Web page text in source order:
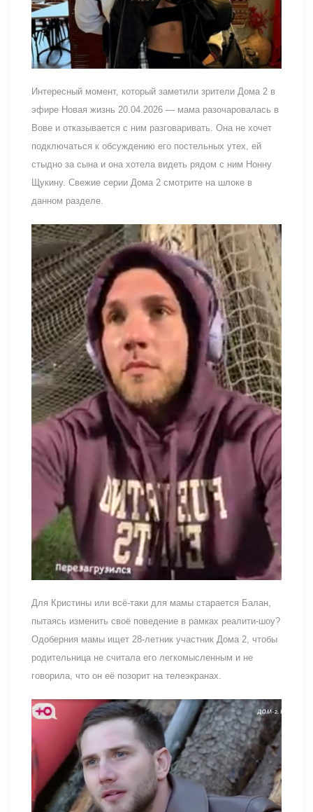
Интересный момент, который заметили зрители Дома 2 в
эфире Новая жизнь 20.04.2026 — мама разочаровалась в
Вове и отказывается с ним разговаривать. Она не хочет
подключаться к обсуждению его постельных утех, ей
стыдно за сына и она хотела видеть рядом с ним Нонну
Щукину. Свежие серии Дома 2 смотрите на шлоке в
данном разделе.
Для Кристины или всё-таки для мамы старается Балан,
пытаясь изменить своё поведение в рамках реалити-шоу?
Одоберния мамы ищет 28-летник участник Дома 2, чтобы
родительница не считала его легкомысленным и не
говорила, что он её позорит на телеэкранах.